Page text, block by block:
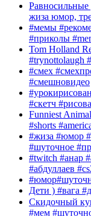
жиза юмор,
#мемы
#приколы
Tom Holland
#trynottolaugh
#смех
#смешновидео
#скетч
Funniest
#shorts
#жиза #юмор
#шуточное
#twitch #анар
#абдуллаев
Дети ) #вага
Скидочный
#мем